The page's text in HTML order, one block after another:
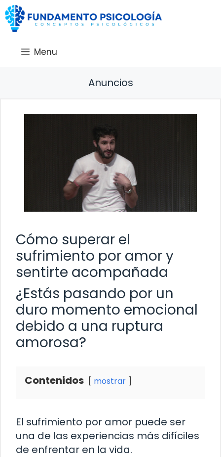
Saltar
al
contenido
Menu
Anuncios
Cómo superar el
sufrimiento por amor y
sentirte acompañada
¿Estás pasando por un
duro momento emocional
debido a una ruptura
amorosa?
Contenidos mostrar
El sufrimiento por amor puede ser
una de las experiencias más difíciles
de enfrentar en la vida.